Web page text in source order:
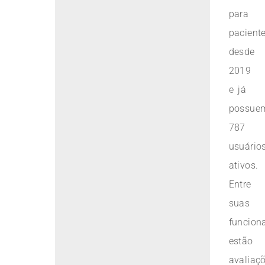
para
desde
2019
e já
787
ativos.
Entre
suas
estão